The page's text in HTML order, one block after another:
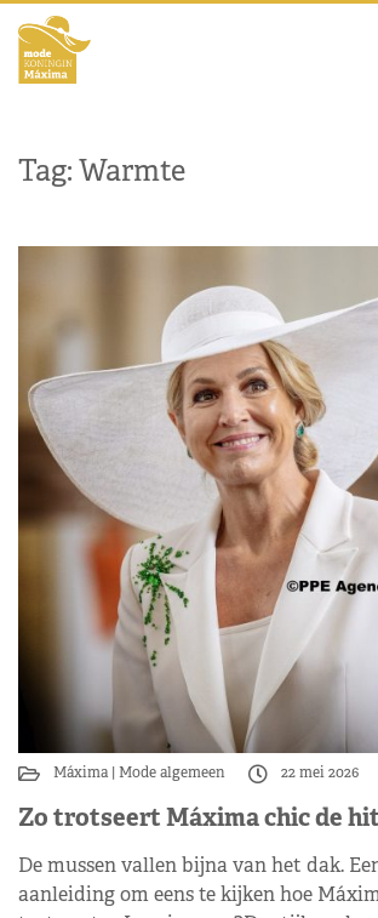
Tag: Warmte
Máxima Mode algemeen 22 mei 2026
Zo trotseert Máxima chic de
De mussen vallen bijna van het dak.
aanleiding om eens te kijken hoe